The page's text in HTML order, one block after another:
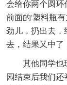
会给你两个圆环
前面的'塑料瓶
劲儿，扔出去，
去，结果又中了
其他同学也
园结束后我们